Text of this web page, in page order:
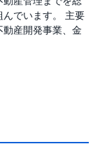
でいます。 主要
産開発事業、金